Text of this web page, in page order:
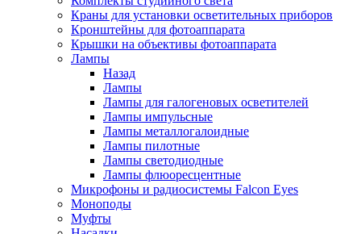
Краны для установки осветительных приборов
Кронштейны для фотоаппарата
Крышки на объективы фотоаппарата
Лампы
Назад
Лампы
Лампы для галогеновых осветителей
Лампы импульсные
Лампы металлогалоидные
Лампы пилотные
Лампы светодиодные
Лампы флюоресцентные
Микрофоны и радиосистемы Falcon Eyes
Моноподы
Муфты